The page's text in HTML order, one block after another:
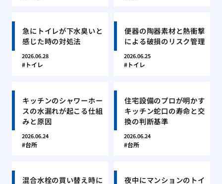
急にトイレが下水臭いと
感じた時の対処法
2026.06.28
トイレ
便器の陶器素材と熱衝撃
による破損のリスク管理
2026.06.25
トイレ
キッチンのシャワーホー
スの水漏れが起こる仕組
みと原因
2026.06.24
台所
住宅設備のプロが明かす
キッチン蛇口の寿命と交
換の判断基準
2026.06.24
台所
混合水栓の買い替え時に 夜中にマンションのトイ